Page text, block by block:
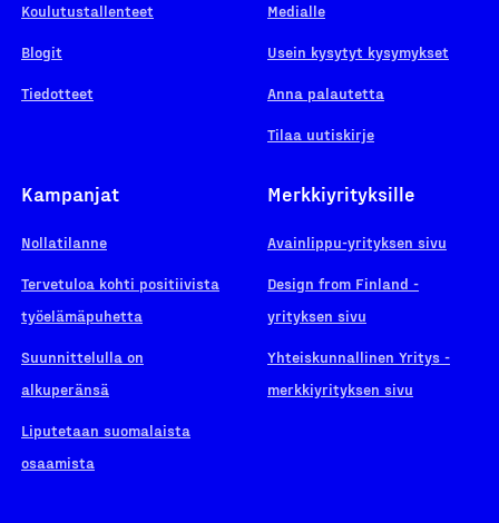
Koulutustallenteet
Blogit
Tiedotteet
Medialle
Usein kysytyt kysymykset
Anna palautetta
Tilaa uutiskirje
Kampanjat
Nollatilanne
Tervetuloa kohti positiivista
työelämäpuhetta
Suunnittelulla on
alkuperänsä
Liputetaan suomalaista
osaamista
Merkkiyrityksille
Avainlippu-yrityksen sivu
Design from Finland -
yrityksen sivu
Yhteiskunnallinen Yritys -
merkkiyrityksen sivu